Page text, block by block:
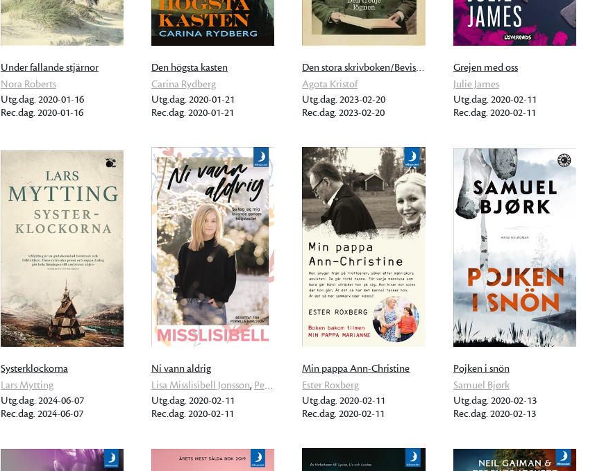
Under fallande stjärnor
Nora Roberts
Utg.dag. 2020-01-16
Rec.dag. 2020-01-16
Den högsta kasten
Carina Rydberg
Utg.dag. 2020-01-21
Rec.dag. 2020-01-21
Den stora skrivboken/Beviset/Den tredje lögnen
Agota Kristof
Utg.dag. 2023-02-20
Rec.dag. 2023-02-20
Grejen med oss
Julie James
Utg.dag. 2020-02-11
Rec.dag. 2020-02-11
Systerklockorna
Lars Mytting
Utg.dag. 2024-06-07
Rec.dag. 2024-06-07
Ni vann aldrig
Lisa Misslisibell Jonsson, Pernilla Karlsson
Utg.dag. 2020-02-11
Rec.dag. 2020-02-11
Min pappa Ann-Christine
Ester Roxberg
Utg.dag. 2020-02-11
Rec.dag. 2020-02-11
Pojken i snön
Samuel Bjørk
Utg.dag. 2020-02-13
Rec.dag. 2020-02-13